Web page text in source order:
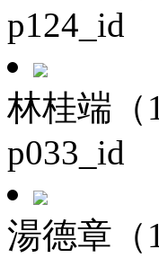
p124_id
林桂端（
p033_id
湯德章（